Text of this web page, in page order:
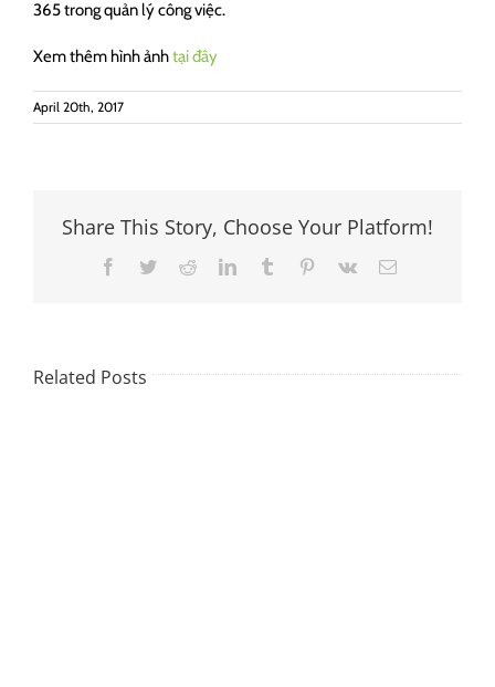
365 trong quản lý công việc.
Xem thêm hình ảnhtại đây
April 20th, 2017
Share This Story, Choose Your Platform!
Facebook
TwitterRedditLinkedInTumblr Pinterest
Vk Email
Related Posts